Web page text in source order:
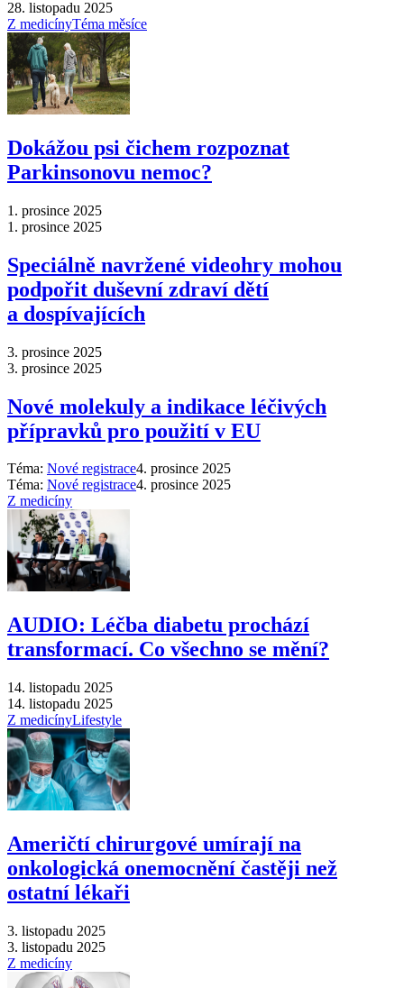
28. listopadu 2025
Z medicínyTéma měsíce
Dokážou psi čichem rozpoznat
Parkinsonovu nemoc?
1. prosince 2025
1. prosince 2025
Speciálně navržené videohry mohou
podpořit duševní zdraví dětí
a dospívajících
3. prosince 2025
3. prosince 2025
Nové molekuly a indikace léčivých
přípravků pro použití v EU
Téma: Nové registrace4. prosince 2025
Téma: Nové registrace4. prosince 2025
Z medicíny
AUDIO: Léčba diabetu prochází
transformací. Co všechno se mění?
14. listopadu 2025
14. listopadu 2025
Z medicínyLifestyle
Američtí chirurgové umírají na
onkologická onemocnění častěji než
ostatní lékaři
3. listopadu 2025
3. listopadu 2025
Z medicíny